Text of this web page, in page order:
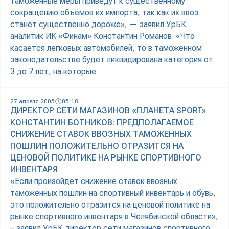
сокращению объёмов их импорта, так как их ввоз
станет существенно дороже», — заявил УрБК
аналитик ИК «Финам» Константин Романов. «Что
касается легковых автомобилей, то в таможенном
законодательстве будет ликвидирована категория от
3 до 7 лет, на которые
27 апреля 2005 05:18
ДИРЕКТОР СЕТИ МАГАЗИНОВ «ПЛАНЕТА SPORT»
КОНСТАНТИН БОТНИКОВ: ПРЕДПОЛАГАЕМОЕ
СНИЖЕНИЕ СТАВОК ВВОЗНЫХ ТАМОЖЕННЫХ
ПОШЛИН ПОЛОЖИТЕЛЬНО ОТРАЗИТСЯ НА
ЦЕНОВОЙ ПОЛИТИКЕ НА РЫНКЕ СПОРТИВНОГО
ИНВЕНТАРЯ
«Если произойдет снижение ставок ввозных
таможенных пошлин на спортивный инвентарь и обувь,
это положительно отразится на ценовой политике на
рынке спортивного инвентаря в Челябинской области»,